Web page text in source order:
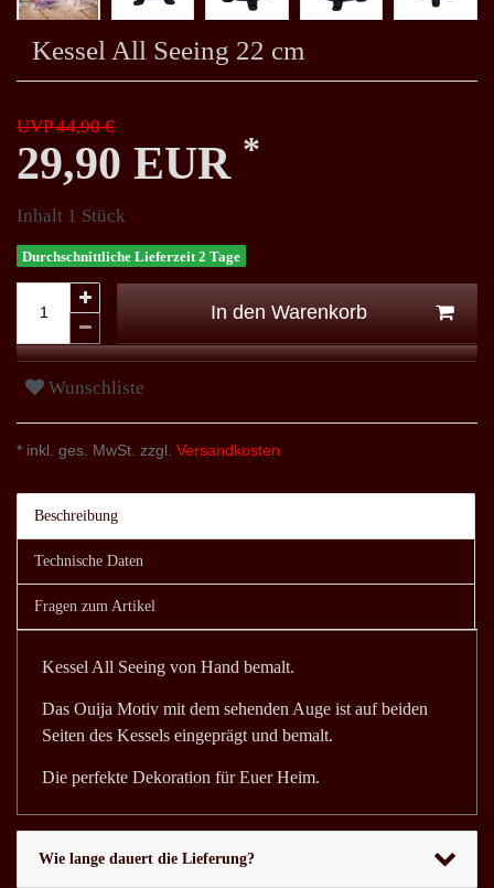
Kessel All Seeing 22 cm
UVP 44,90 €
29,90 EUR *
Inhalt 1 Stück
Durchschnittliche Lieferzeit 2 Tage
In den Warenkorb
Wunschliste
* inkl. ges. MwSt. zzgl. Versandkosten
Beschreibung
Technische Daten
Fragen zum Artikel
Kessel All Seeing von Hand bemalt.
Das Ouija Motiv mit dem sehenden Auge ist auf beiden
Seiten des Kessels eingeprägt und bemalt.
Die perfekte Dekoration für Euer Heim.
Wie lange dauert die Lieferung?